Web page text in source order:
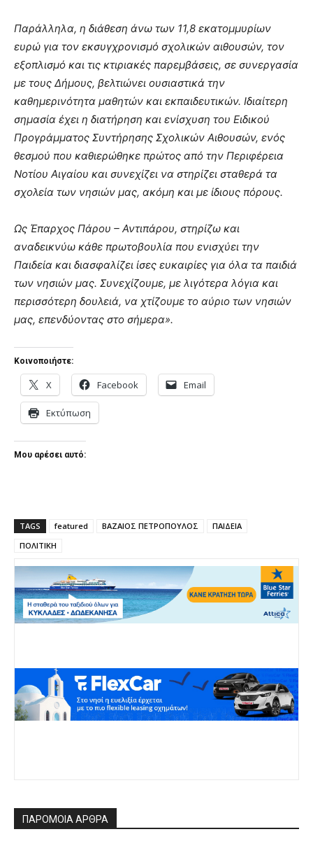
Παράλληλα, η διάθεση άνω των 11,8 εκατομμυρίων
ευρώ για τον εκσυγχρονισμό σχολικών αιθουσών, τον
εξοπλισμό και τις κτιριακές παρεμβάσεις, σε συνεργασία
με τους Δήμους, βελτιώνει ουσιαστικά την
καθημερινότητα μαθητών και εκπαιδευτικών. Ιδιαίτερη
σημασία έχει η διατήρηση και ενίσχυση του Ειδικού
Προγράμματος Συντήρησης Σχολικών Αιθουσών, ενός
θεσμού που καθιερώθηκε πρώτος από την Περιφέρεια
Νοτίου Αιγαίου και συνεχίζει να στηρίζει σταθερά τα
σχολεία των νησιών μας, ακόμη και με ίδιους πόρους.
Ως Έπαρχος Πάρου – Αντιπάρου, στηρίζω και
αναδεικνύω κάθε πρωτοβουλία που ενισχύει την
Παιδεία και διασφαλίζει ίσες ευκαιρίες για όλα τα παιδιά
των νησιών μας. Συνεχίζουμε, με λιγότερα λόγια και
περισσότερη δουλειά, να χτίζουμε το αύριο των νησιών
μας, επενδύοντας στο σήμερα».
Κοινοποιήστε:
X Facebook Email
Εκτύπωση
Μου αρέσει αυτό:
TAGS featured ΒΑΖΑΙΟΣ ΠΕΤΡΟΠΟΥΛΟΣ
ΠΑΙΔΕΙΑ
ΠΟΛΙΤΙΚΗ
ΠΑΡΟΜΟΙΑ ΑΡΘΡΑ